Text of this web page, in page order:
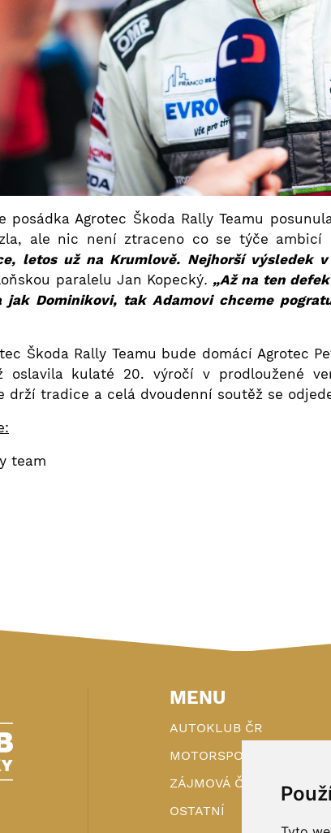
posádka Agrotec Škoda Rally Teamu
ale nic není ztraceno co se týče
letos už na Krumlově. Nejhorší výsledek
paralelu Jan Kopecký. „Až na ten
jak Dominikovi, tak Adamovi chceme
Škoda Rally Teamu bude domácí Agrotec
oslavila kulaté 20. výročí v prodloužené
drží tradice a celá dvoudenní soutěž se
team
MENU
AUTOKLUB ČR
MOTORSPORT
ZÁJMOVÁ ČINNOST
OSTATNÍ